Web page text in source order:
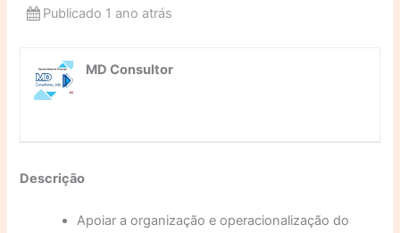
Publicado 1 ano atrás
MD Consultor
Descrição
Apoiar a organização e operacionalização do